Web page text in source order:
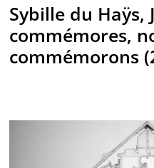
Sybille du Haÿs,
commémores,
commémorons